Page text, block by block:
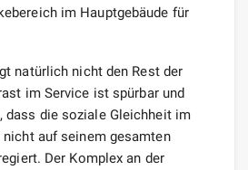
im Hauptgebäude für
natürlich nicht den Rest der
im Service ist spürbar und
dass die soziale Gleichheit im
auf seinem gesamten
Der Komplex an der